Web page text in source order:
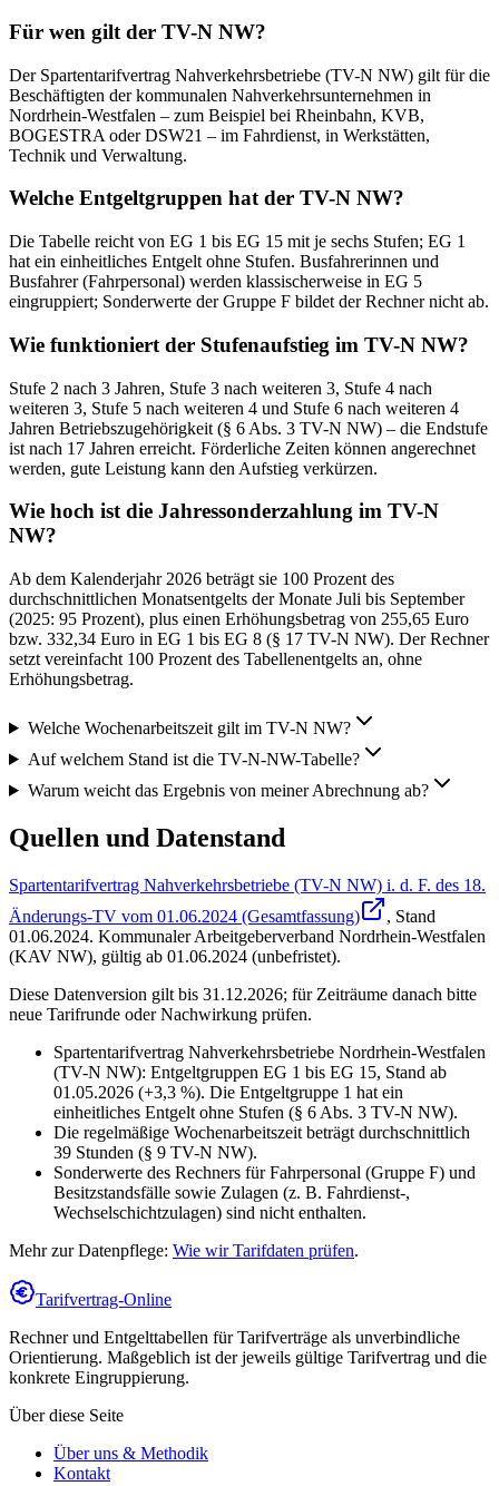
Für wen gilt der TV-N NW?
Der Spartentarifvertrag Nahverkehrsbetriebe (TV-N NW) gilt für die
Beschäftigten der kommunalen Nahverkehrsunternehmen in
Nordrhein-Westfalen – zum Beispiel bei Rheinbahn, KVB,
BOGESTRA oder DSW21 – im Fahrdienst, in Werkstätten,
Technik und Verwaltung.
Welche Entgeltgruppen hat der TV-N NW?
Die Tabelle reicht von EG 1 bis EG 15 mit je sechs Stufen; EG 1
hat ein einheitliches Entgelt ohne Stufen. Busfahrerinnen und
Busfahrer (Fahrpersonal) werden klassischerweise in EG 5
eingruppiert; Sonderwerte der Gruppe F bildet der Rechner nicht ab.
Wie funktioniert der Stufenaufstieg im TV-N NW?
Stufe 2 nach 3 Jahren, Stufe 3 nach weiteren 3, Stufe 4 nach
weiteren 3, Stufe 5 nach weiteren 4 und Stufe 6 nach weiteren 4
Jahren Betriebszugehörigkeit (§ 6 Abs. 3 TV-N NW) – die Endstufe
ist nach 17 Jahren erreicht. Förderliche Zeiten können angerechnet
werden, gute Leistung kann den Aufstieg verkürzen.
Wie hoch ist die Jahressonderzahlung im TV-N
NW?
Ab dem Kalenderjahr 2026 beträgt sie 100 Prozent des
durchschnittlichen Monatsentgelts der Monate Juli bis September
(2025: 95 Prozent), plus einen Erhöhungsbetrag von 255,65 Euro
bzw. 332,34 Euro in EG 1 bis EG 8 (§ 17 TV-N NW). Der Rechner
setzt vereinfacht 100 Prozent des Tabellenentgelts an, ohne
Erhöhungsbetrag.
Welche Wochenarbeitszeit gilt im TV-N NW?
Auf welchem Stand ist die TV-N-NW-Tabelle?
Warum weicht das Ergebnis von meiner Abrechnung ab?
Quellen und Datenstand
Spartentarifvertrag Nahverkehrsbetriebe (TV-N NW) i. d. F. des 18.
Änderungs-TV vom 01.06.2024 (Gesamtfassung)
, Stand
01.06.2024. Kommunaler Arbeitgeberverband Nordrhein-Westfalen
(KAV NW), gültig ab 01.06.2024 (unbefristet).
Diese Datenversion gilt bis 31.12.2026; für Zeiträume danach bitte
neue Tarifrunde oder Nachwirkung prüfen.
Spartentarifvertrag Nahverkehrsbetriebe Nordrhein-Westfalen
(TV-N NW): Entgeltgruppen EG 1 bis EG 15, Stand ab
01.05.2026 (+3,3 %). Die Entgeltgruppe 1 hat ein
einheitliches Entgelt ohne Stufen (§ 6 Abs. 3 TV-N NW).
Die regelmäßige Wochenarbeitszeit beträgt durchschnittlich
39 Stunden (§ 9 TV-N NW).
Sonderwerte des Rechners für Fahrpersonal (Gruppe F) und
Besitzstandsfälle sowie Zulagen (z. B. Fahrdienst-,
Wechselschichtzulagen) sind nicht enthalten.
Mehr zur Datenpflege: Wie wir Tarifdaten prüfen.
Tarifvertrag-Online
Rechner und Entgelttabellen für Tarifverträge als unverbindliche
Orientierung. Maßgeblich ist der jeweils gültige Tarifvertrag und die
konkrete Eingruppierung.
Über diese Seite
Über uns & Methodik
Kontakt